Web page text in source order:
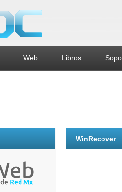
Web Libros
WinRecover